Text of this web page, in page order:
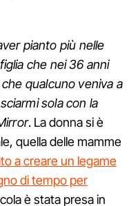
pianto più nelle
che nei 36 anni
qualcuno veniva a
sola con la
. La donna si è
quella delle mamme
a creare un legame
di tempo per
è stata presa in